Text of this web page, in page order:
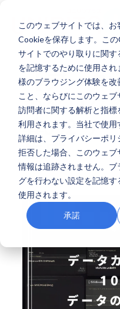
このウェブサイトでは、
Cookieを保存します。こ
サイトでのやり取りに関
を記憶するために使用さ
様のブラウジング体験を
こと、ならびにこのウェ
訪問者に関する解析と指
利用されます。当社で使
詳細は、プライバシーポリ
拒否した場合、このウェ
情報は追跡されません。
グを行わない設定を記憶
使用されます。
承諾
【データ
カタログ
其の2 デ
生成
株式会社ユニリタプラス